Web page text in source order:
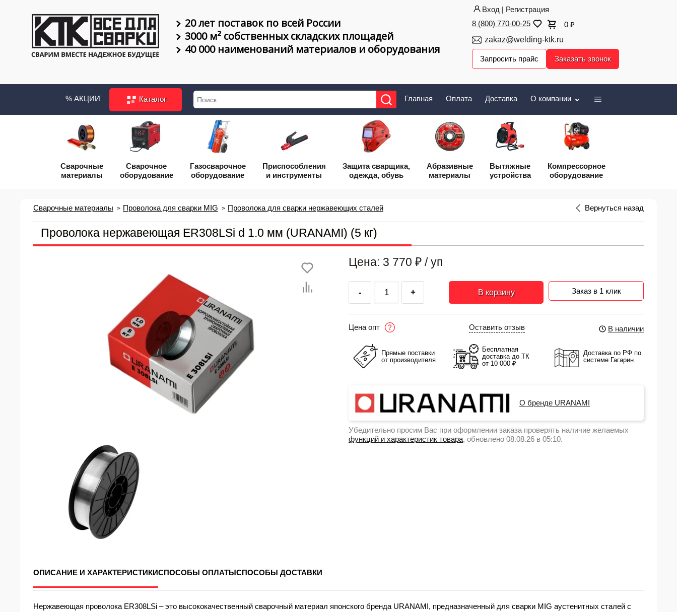
20 лет поставок по всей России
3000 м² собственных складских площадей
40 000 наименований материалов и оборудования
Вход | Регистрация
8 (800) 770-00-25
0 ₽
zakaz@welding-ktk.ru
Запросить прайс Заказать звонок
% АКЦИИ Каталог Главная Оплата Доставка О компании
Сварочные
материалы
Сварочное
оборудование
Газосварочное
оборудование
Приcпособления
и инструменты
Защита сварщика,
одежда, обувь
Абразивные
материалы
Вытяжные
устройства
Компрессорное
оборудование
Вернуться назад
Сварочные материалы Проволока для сварки MIG Проволока для сварки нержавеющих сталей
Проволока нержавеющая ER308LSi d 1.0 мм (URANAMI) (5 кг)
Цена: 3 770 ₽ / уп
- + В корзину Заказ в 1 клик
Цена опт Оставить отзыв В наличии
Прямые поставки
от производителя
Бесплатная
доставка до ТК
от 10 000 ₽
Доставка по РФ по
системе Гагарин
О бренде URANAMI
Убедительно просим Вас при оформлении заказа проверять наличие желаемых
функций и характеристик товара, обновлено 08.08.26 в 05:10.
ОПИСАНИЕ И ХАРАКТЕРИСТИКИСПОСОБЫ ОПЛАТЫСПОСОБЫ ДОСТАВКИ
Нержавеющая проволока ER308LSi – это высококачественный сварочный материал японского бренда URANAMI, предназначенный для сварки MIG аустенитных сталей c